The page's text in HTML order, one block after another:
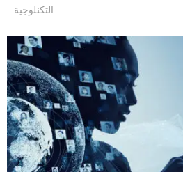
التكنلوجية